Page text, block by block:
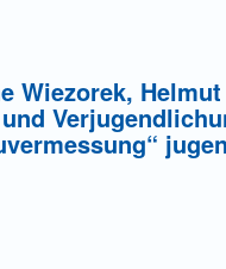
Wiezorek,